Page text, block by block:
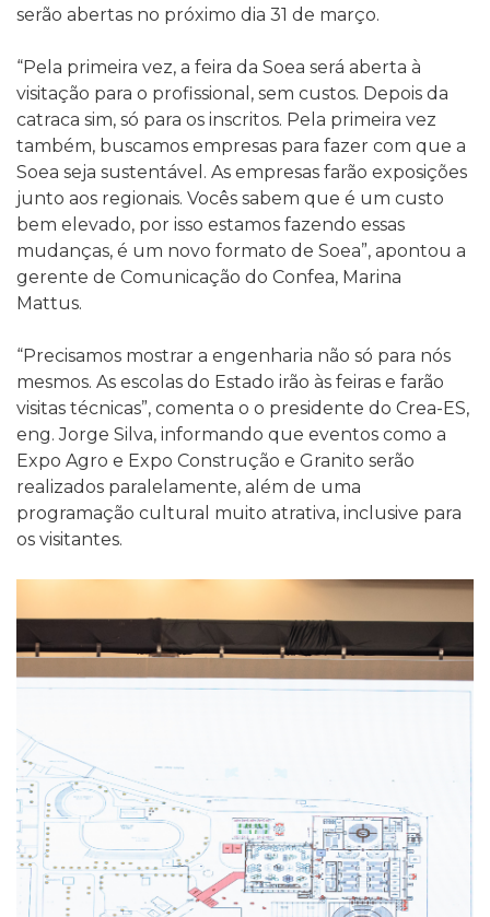
serão abertas no próximo dia 31 de março.
“Pela primeira vez, a feira da Soea será aberta à
visitação para o profissional, sem custos. Depois da
catraca sim, só para os inscritos. Pela primeira vez
também, buscamos empresas para fazer com que a
Soea seja sustentável. As empresas farão exposições
junto aos regionais. Vocês sabem que é um custo
bem elevado, por isso estamos fazendo essas
mudanças, é um novo formato de Soea”, apontou a
gerente de Comunicação do Confea, Marina
Mattus.
“Precisamos mostrar a engenharia não só para nós
mesmos. As escolas do Estado irão às feiras e farão
visitas técnicas”, comenta o o presidente do Crea-ES,
eng. Jorge Silva, informando que eventos como a
Expo Agro e Expo Construção e Granito serão
realizados paralelamente, além de uma
programação cultural muito atrativa, inclusive para
os visitantes.